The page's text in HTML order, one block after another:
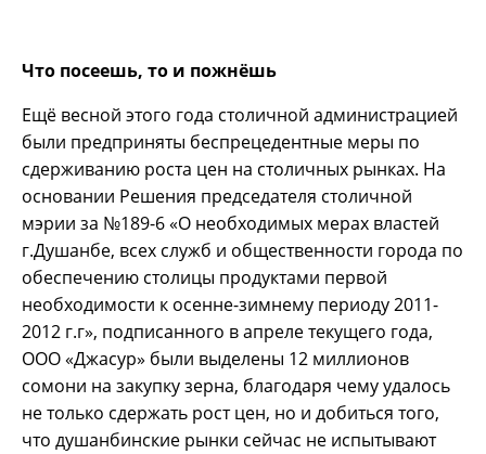
Что посеешь, то и пожнёшь
Ещё весной этого года столичной администрацией
были предприняты беспрецедентные меры по
сдерживанию роста цен на столичных рынках. На
основании Решения председателя столичной
мэрии за №189-6 «О необходимых мерах властей
г.Душанбе, всех служб и общественности города по
обеспечению столицы продуктами первой
необходимости к осенне-зимнему периоду 2011-
2012 г.г», подписанного в апреле текущего года,
ООО «Джасур» были выделены 12 миллионов
сомони на закупку зерна, благодаря чему удалось
не только сдержать рост цен, но и добиться того,
что душанбинские рынки сейчас не испытывают